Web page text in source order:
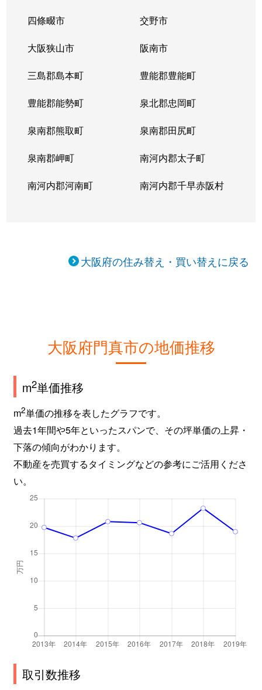
四條畷市 交野市
大阪狭山市 阪南市
三島郡島本町 豊能郡豊能町
豊能郡能勢町 泉北郡忠岡町
泉南郡熊取町 泉南郡田尻町
泉南郡岬町 南河内郡太子町
南河内郡河南町 南河内郡千早赤阪村
大阪府の住み替え・買い替えに戻る
大阪府門真市の地価推移
m2単価推移
m2単価の推移を表したグラフです。
過去1年間や5年といったスパンで、その坪単価の上昇・
下落の傾向がわかります。
不動産を売買するタイミングなどの参考にご活用くださ
い。
取引数推移